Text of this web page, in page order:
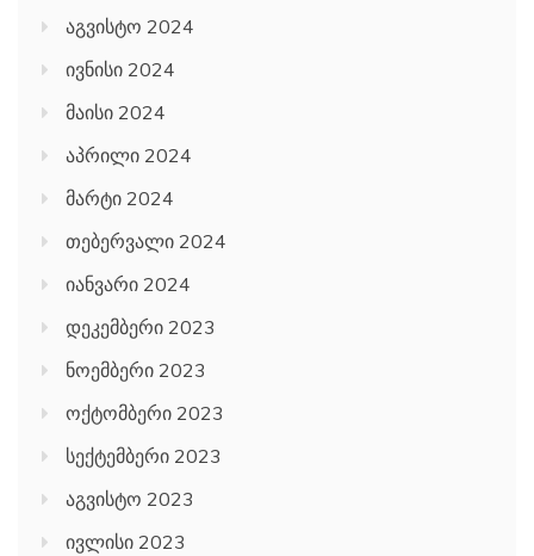
აგვისტო 2024
ივნისი 2024
მაისი 2024
აპრილი 2024
მარტი 2024
თებერვალი 2024
იანვარი 2024
დეკემბერი 2023
ნოემბერი 2023
ოქტომბერი 2023
სექტემბერი 2023
აგვისტო 2023
ივლისი 2023